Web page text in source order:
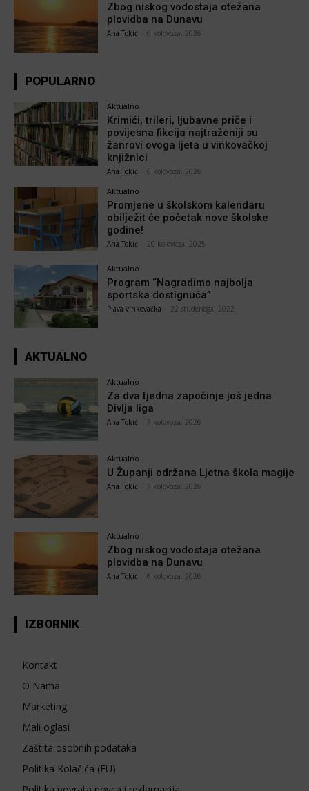
Zbog niskog vodostaja otežana
plovidba na Dunavu
Ana Tokić 6 kolovoza, 2026
POPULARNO
Aktualno
Krimići, trileri, ljubavne priče i
povijesna fikcija najtraženiji su
žanrovi ovoga ljeta u vinkovačkoj
knjižnici
Ana Tokić 6 kolovoza, 2026
Aktualno
Promjene u školskom kalendaru
obilježit će početak nove školske
godine!
Ana Tokić 20 kolovoza, 2025
Aktualno
Program “Nagradimo najbolja
sportska dostignuća”
Plava vinkovačka 22 studenoga, 2022
AKTUALNO
Aktualno
Za dva tjedna započinje još jedna
Divlja liga
Ana Tokić 7 kolovoza, 2026
Aktualno
U Županji održana Ljetna škola magije
Ana Tokić 7 kolovoza, 2026
Aktualno
Zbog niskog vodostaja otežana
plovidba na Dunavu
Ana Tokić 6 kolovoza, 2026
IZBORNIK
Kontakt
O Nama
Marketing
Mali oglasi
Zaštita osobnih podataka
Politika Kolačića (EU)